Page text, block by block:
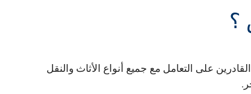
؟
على التعامل مع جميع أنواع الأثاث والنقل